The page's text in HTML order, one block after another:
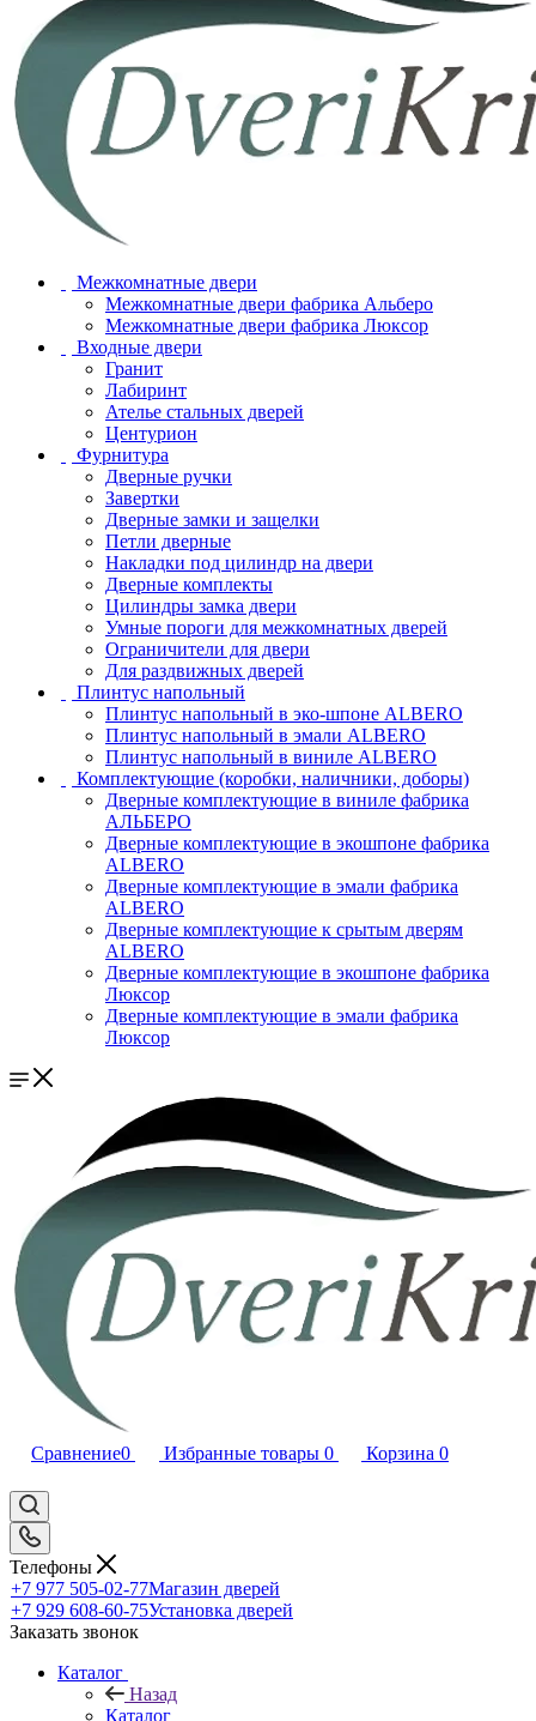
Межкомнатные двери
Межкомнатные двери фабрика Альберо
Межкомнатные двери фабрика Люксор
Входные двери
Гранит
Лабиринт
Ателье стальных дверей
Центурион
Фурнитура
Дверные ручки
Завертки
Дверные замки и защелки
Петли дверные
Накладки под цилиндр на двери
Дверные комплекты
Цилиндры замка двери
Умные пороги для межкомнатных дверей
Ограничители для двери
Для раздвижных дверей
Плинтус напольный
Плинтус напольный в эко-шпоне ALBERO
Плинтус напольный в эмали ALBERO
Плинтус напольный в виниле ALBERO
Комплектующие (коробки, наличники, доборы)
Дверные комплектующие в виниле фабрика
АЛЬБЕРО
Дверные комплектующие в экошпоне фабрика
ALBERO
Дверные комплектующие в эмали фабрика
ALBERO
Дверные комплектующие к срытым дверям
ALBERO
Дверные комплектующие в экошпоне фабрика
Люксор
Дверные комплектующие в эмали фабрика
Люксор
Сравнение0 Избранные товары 0 Корзина 0
Телефоны
+7 977 505-02-77Магазин дверей
+7 929 608-60-75Установка дверей
Заказать звонок
Каталог
Назад
Каталог